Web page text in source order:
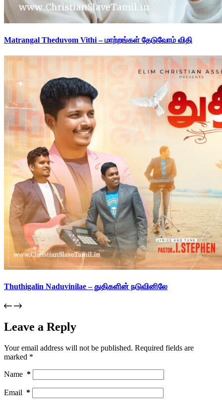
Matrangal Theduvom Vithi – மாற்றங்கள் தேடுவோம் விதி
Thuthigalin Naduvinilae – துதிகளின் நடுவினிலே
Leave a Reply
Your email address will not be published. Required fields are
marked *
Name *
Email *